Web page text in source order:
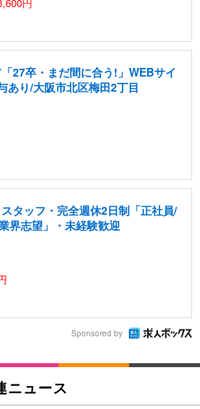
27卒・まだ間に合う!」WEBサイ
あり/大阪市北区梅田2丁目
タッフ・完全週休2日制「正社員/
界志望」・未経験歓迎
Sponsored by
ニュース